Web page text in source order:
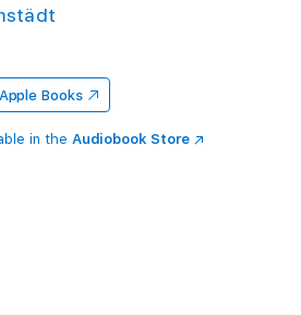
Apple Books
in the Audiobook Store